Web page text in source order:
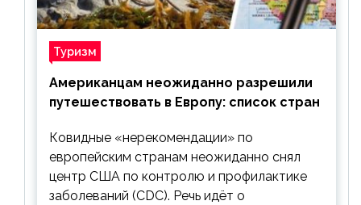
Туризм
Американцам неожиданно разрешили
путешествовать в Европу: список стран
Ковидные «нерекомендации» по
европейским странам неожиданно снял
центр США по контролю и профилактике
заболеваний (CDC). Речь идёт о